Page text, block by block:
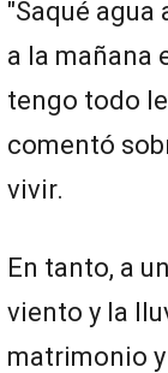
"Saqué agua
a la mañana
tengo todo
comentó
vivir.
En tanto, a
viento y la
matrimonio y